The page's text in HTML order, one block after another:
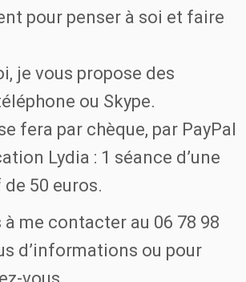
pour penser à soi et faire
je vous propose des
ou Skype.
fera par chèque, par PayPal
Lydia : 1 séance d’une
50 euros.
à me contacter au 06 78 98
d’informations ou pour